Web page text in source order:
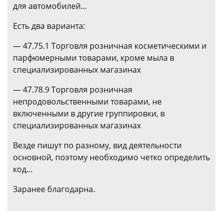
для автомобилей…
Есть два варианта:
— 47.75.1 Торговля розничная косметическими и
парфюмерными товарами, кроме мыла в
специализированных магазинах
— 47.78.9 Торговля розничная
непродовольственными товарами, не
включенными в другие группировки, в
специализированных магазинах
Везде пишут по разному, вид деятельности
основной, поэтому необходимо четко определить
код…
Заранее благодарна.